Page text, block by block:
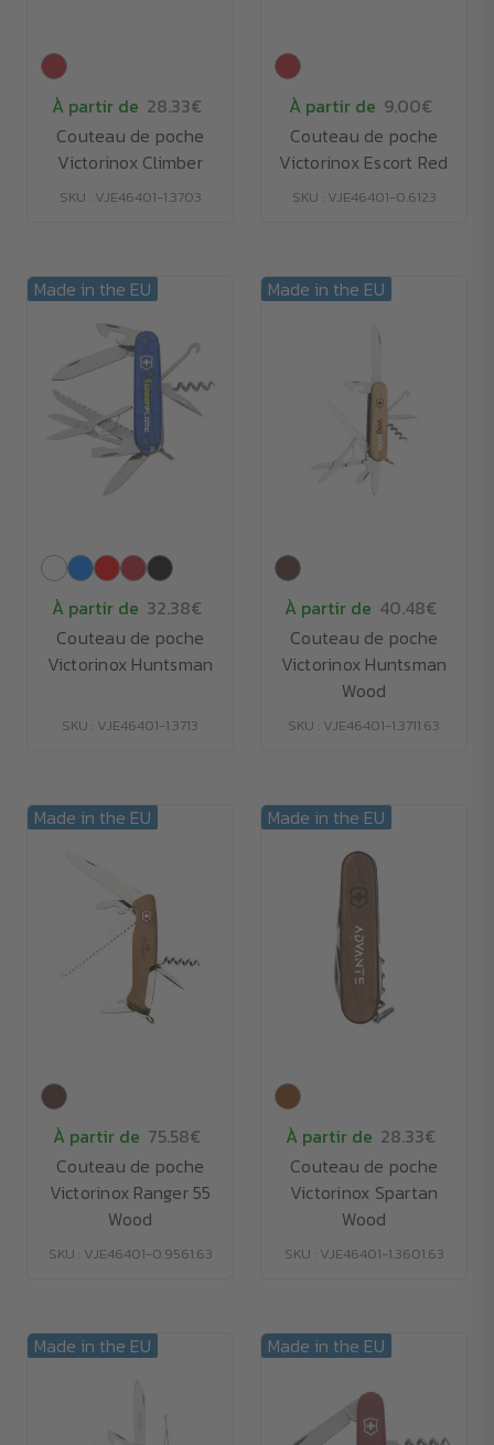
À partir de 28.33€
Couteau de poche
Victorinox Climber
SKU : VJE46401-1.3703
À partir de 9.00€
Couteau de poche
Victorinox Escort Red
SKU : VJE46401-0.6123
Made in the EU
À partir de 32.38€
Couteau de poche
Victorinox Huntsman
SKU : VJE46401-1.3713
Made in the EU
À partir de 40.48€
Couteau de poche
Victorinox Huntsman
Wood
SKU : VJE46401-1.3711.63
Made in the EU
À partir de 75.58€
Couteau de poche
Victorinox Ranger 55
Wood
SKU : VJE46401-0.9561.63
Made in the EU
À partir de 28.33€
Couteau de poche
Victorinox Spartan
Wood
SKU : VJE46401-1.3601.63
Made in the EU Made in the EU